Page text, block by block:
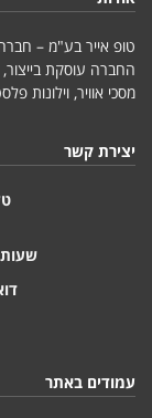
החברה עוסקת
מסכי אוויר, וילונות
יצירת קשר
עמודים באתר